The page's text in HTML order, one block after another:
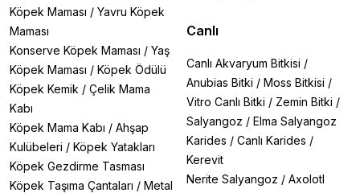
Köpek Maması / Yavru Köpek
Maması
Konserve Köpek Maması / Yaş
Köpek Maması / Köpek Ödülü
Köpek Kemik / Çelik Mama
Kabı
Köpek Mama Kabı / Ahşap
Kulübeleri / Köpek Yatakları
Köpek Gezdirme Tasması
Köpek Taşıma Çantaları / Metal
Canlı
Canlı Akvaryum Bitkisi /
Anubias Bitki / Moss Bitkisi /
Vitro Canlı Bitki / Zemin Bitki /
Salyangoz / Elma Salyangoz
Karides / Canlı Karides /
Kerevit
Nerite Salyangoz / Axolotl